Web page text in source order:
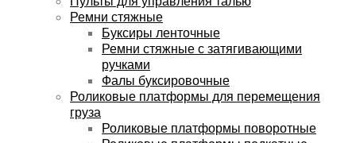
Ремни стяжные
Буксиры ленточные
Ремни стяжные с затягивающими
ручками
Фалы буксировочные
Роликовые платформы для перемещения
груза
Роликовые платформы поворотные